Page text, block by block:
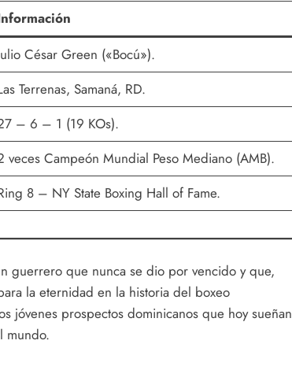
César Green («Bocú»).
Terrenas, Samaná, RD.
– 6 – 1 (19 KOs).
veces Campeón Mundial Peso Mediano (AMB).
8 – NY State Boxing Hall of Fame.
guerrero que nunca se dio por vencido y que,
la eternidad en la historia del boxeo
jóvenes prospectos dominicanos que hoy sueñan
mundo.